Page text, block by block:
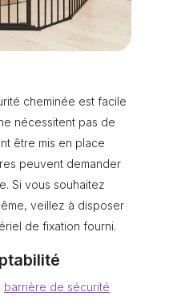
cheminée est facile
nécessitent pas de
être mis en place
peuvent demander
Si vous souhaitez
veillez à disposer
de fixation fourni.
barrière de sécurité